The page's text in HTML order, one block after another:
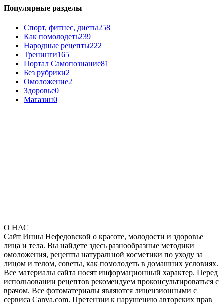
Популярные разделы
Спорт, фитнес, диеты258
Как помолодеть239
Народные рецепты222
Тренинги165
Портал Самопознание81
Без рубрики2
Омоложение2
Здоровье0
Магазин0
О НАС
Сайт Инны Нефедовской о красоте, молодости и здоровье
лица и тела. Вы найдете здесь разнообразные методики
омоложения, рецепты натуральной косметики по уходу за
лицом и телом, советы, как помолодеть в домашних условиях.
Все материалы сайта носят информационный характер. Перед
использовании рецептов рекомендуем проконсультироваться с
врачом. Все фотоматериалы являются лицензионными с
сервиса Canva.com. Претензии к нарушению авторских прав